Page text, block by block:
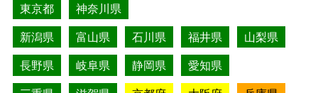
東京都
神奈川県
新潟県
富山県 石川県 福井県
山梨県
長野県
岐阜県 静岡県
愛知県